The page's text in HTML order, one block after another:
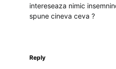
intereseaza nimic
spune cineva ceva ?
Reply